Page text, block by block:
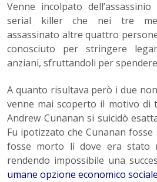
Venne incolpato
serial killer che nei tre
assassinato altre quattro
conosciuto per stringere
anziani, sfruttandoli per
A quanto risultava però i due
venne mai scoperto il motivo di
Andrew Cunanan si suicidò
Fu ipotizzato che Cunanan
fosse morto lì dove era stato
rendendo impossibile una
umane opzione economico sociale